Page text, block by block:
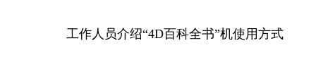
工作人员介绍“4D百科全书”机使用方式